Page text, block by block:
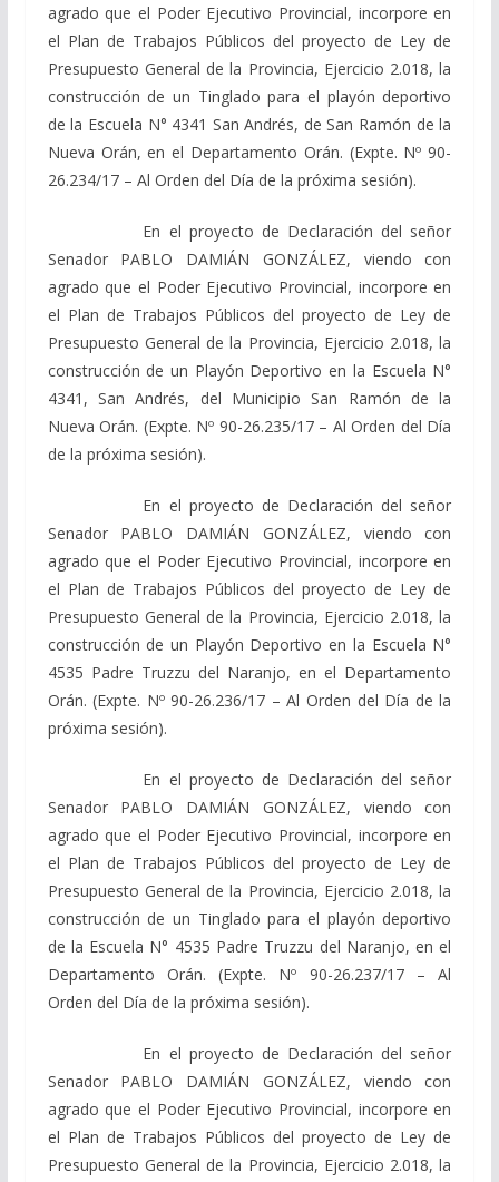
agrado que el Poder Ejecutivo Provincial, incorpore en
el Plan de Trabajos Públicos del proyecto de Ley de
Presupuesto General de la Provincia, Ejercicio 2.018, la
construcción de un Tinglado para el playón deportivo
de la Escuela N° 4341 San Andrés, de San Ramón de la
Nueva Orán, en el Departamento Orán. (Expte. Nº 90-
26.234/17 – Al Orden del Día de la próxima sesión).
En el proyecto de Declaración del señor
Senador PABLO DAMIÁN GONZÁLEZ, viendo con
agrado que el Poder Ejecutivo Provincial, incorpore en
el Plan de Trabajos Públicos del proyecto de Ley de
Presupuesto General de la Provincia, Ejercicio 2.018, la
construcción de un Playón Deportivo en la Escuela N°
4341, San Andrés, del Municipio San Ramón de la
Nueva Orán. (Expte. Nº 90-26.235/17 – Al Orden del Día
de la próxima sesión).
En el proyecto de Declaración del señor
Senador PABLO DAMIÁN GONZÁLEZ, viendo con
agrado que el Poder Ejecutivo Provincial, incorpore en
el Plan de Trabajos Públicos del proyecto de Ley de
Presupuesto General de la Provincia, Ejercicio 2.018, la
construcción de un Playón Deportivo en la Escuela N°
4535 Padre Truzzu del Naranjo, en el Departamento
Orán. (Expte. Nº 90-26.236/17 – Al Orden del Día de la
próxima sesión).
En el proyecto de Declaración del señor
Senador PABLO DAMIÁN GONZÁLEZ, viendo con
agrado que el Poder Ejecutivo Provincial, incorpore en
el Plan de Trabajos Públicos del proyecto de Ley de
Presupuesto General de la Provincia, Ejercicio 2.018, la
construcción de un Tinglado para el playón deportivo
de la Escuela N° 4535 Padre Truzzu del Naranjo, en el
Departamento Orán. (Expte. Nº 90-26.237/17 – Al
Orden del Día de la próxima sesión).
En el proyecto de Declaración del señor
Senador PABLO DAMIÁN GONZÁLEZ, viendo con
agrado que el Poder Ejecutivo Provincial, incorpore en
el Plan de Trabajos Públicos del proyecto de Ley de
Presupuesto General de la Provincia, Ejercicio 2.018, la